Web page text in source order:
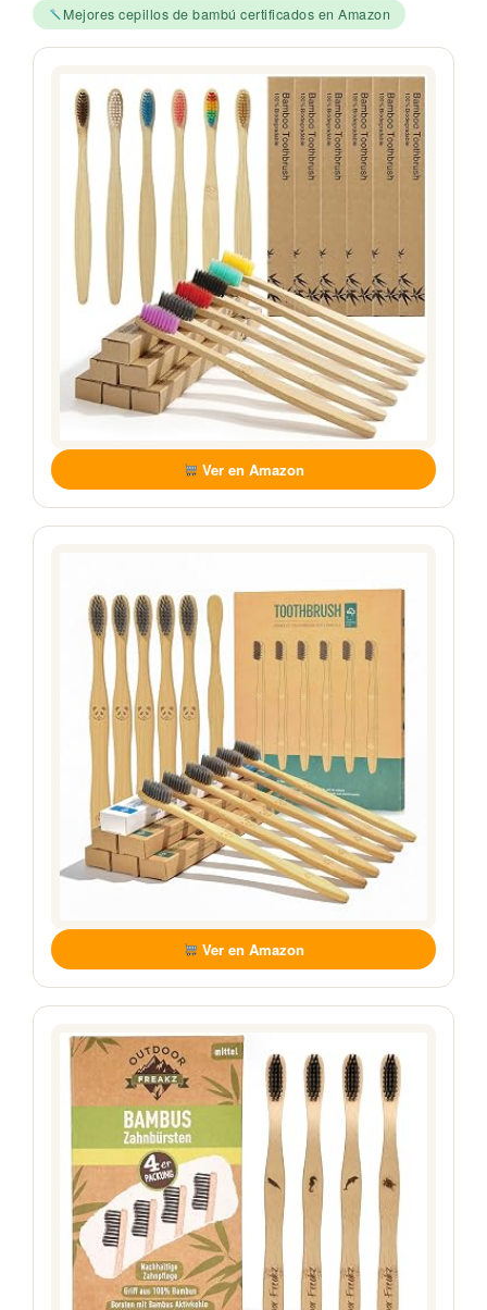
Mejores cepillos de bambú certificados en Amazon
Ver en Amazon
Ver en Amazon